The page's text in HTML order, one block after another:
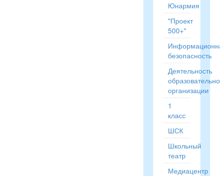
Юнармия
"Проект
500+"
безопасность
Деятельность
организации
1
класс
ШСК
Школьный
театр
Медиацентр